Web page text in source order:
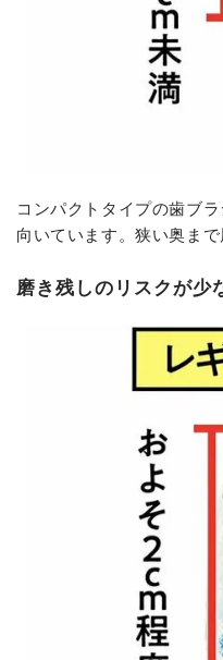
コンパクトタイプの歯ブ
向いています。狭い奥まで
磨き残しのリスクが少